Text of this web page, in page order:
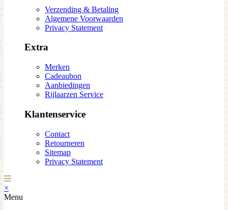
Verzending & Betaling
Algemene Voorwaarden
Privacy Statement
Extra
Merken
Cadeaubon
Aanbiedingen
Rijlaarzen Service
Klantenservice
Contact
Retourneren
Sitemap
Privacy Statement
×
Menu